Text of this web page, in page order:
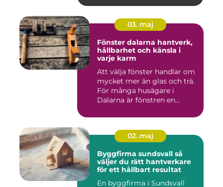
03. maj
Fönster dalarna hantverk,
hållbarhet och känsla i
varje karm
Att välja fönster handlar om
mycket mer än glas och trä.
För många husägare i
Dalarna är fönstren en...
02. maj
Byggfirma sundsvall så
väljer du rätt hantverkare
för ett hållbart resultat
En byggfirma i Sundsvall